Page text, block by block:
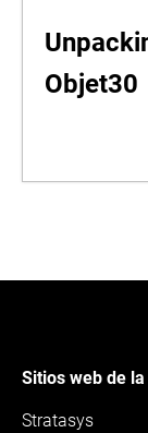
Objet30
Sitios web de
Stratasys